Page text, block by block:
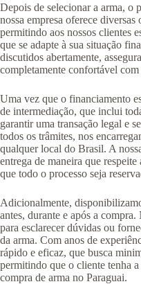
Depois de selecionar a arma, o
nossa empresa oferece
permitindo aos nossos clientes
que se adapte à sua situação
discutidos abertamente,
completamente confortável com
Uma vez que o financiamento
de intermediação, que inclui
garantir uma transação legal e
todos os trâmites, nos
qualquer local do Brasil. A
entrega de maneira que
que todo o processo seja
Adicionalmente,
antes, durante e após a
para esclarecer dúvidas ou
da arma. Com anos de
rápido e eficaz, que busca
permitindo que o cliente tenha
compra de arma no Paraguai.